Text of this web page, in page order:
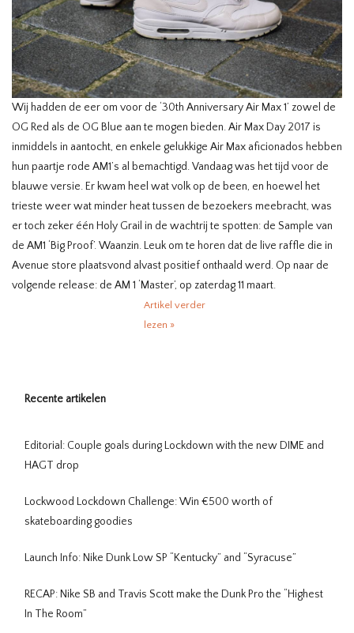
Wij hadden de eer om voor de ‘30th Anniversary Air Max 1’ zowel de
OG Red als de OG Blue aan te mogen bieden. Air Max Day 2017 is
inmiddels in aantocht, en enkele gelukkige Air Max aficionados hebben
hun paartje rode AM1’s al bemachtigd. Vandaag was het tijd voor de
blauwe versie. Er kwam heel wat volk op de been, en hoewel het
trieste weer wat minder heat tussen de bezoekers meebracht, was
er toch zeker één Holy Grail in de wachtrij te spotten: de Sample van
de AM1 ‘Big Proof’. Waanzin. Leuk om te horen dat de live raffle die in
Avenue store plaatsvond alvast positief onthaald werd. Op naar de
volgende release: de AM 1 ‘Master’, op zaterdag 11 maart.
Artikel verder
lezen »
Recente artikelen
Editorial: Couple goals during Lockdown with the new DIME and
HAGT drop
Lockwood Lockdown Challenge: Win €500 worth of
skateboarding goodies
Launch Info: Nike Dunk Low SP “Kentucky” and “Syracuse”
RECAP: Nike SB and Travis Scott make the Dunk Pro the “Highest
In The Room”